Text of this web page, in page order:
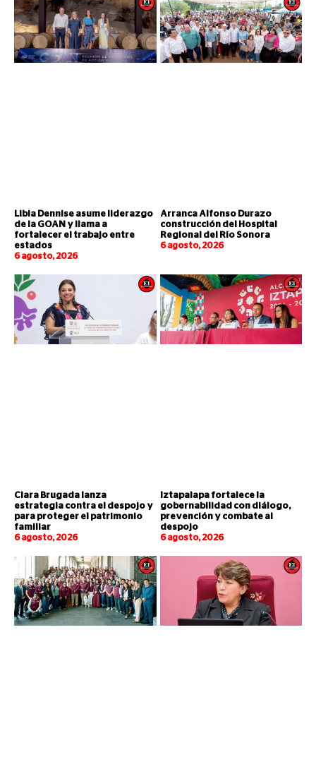
Libia Dennise asume liderazgo
de la GOAN y llama a
fortalecer el trabajo entre
estados
6 agosto, 2026
Arranca Alfonso Durazo
construcción del Hospital
Regional del Río Sonora
6 agosto, 2026
Clara Brugada lanza
estrategia contra el despojo y
para proteger el patrimonio
familiar
6 agosto, 2026
Iztapalapa fortalece la
gobernabilidad con diálogo,
prevención y combate al
despojo
6 agosto, 2026